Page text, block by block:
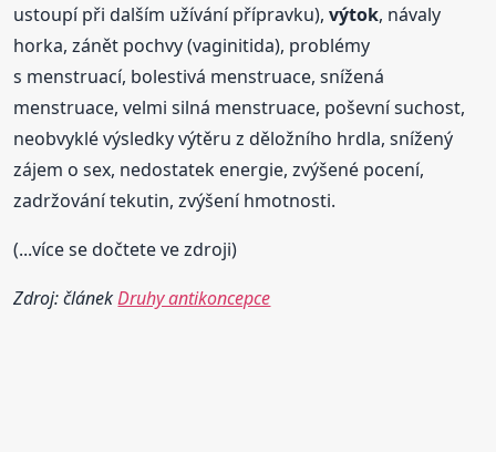
ustoupí při dalším užívání přípravku),výtok, návaly
horka, zánět pochvy (vaginitida), problémy
s menstruací, bolestivá menstruace, snížená
menstruace, velmi silná menstruace, poševní suchost,
neobvyklé výsledky výtěru z děložního hrdla, snížený
zájem o sex, nedostatek energie, zvýšené pocení,
zadržování tekutin, zvýšení hmotnosti.
(...více se dočtete ve zdroji)
Zdroj: článekDruhy antikoncepce